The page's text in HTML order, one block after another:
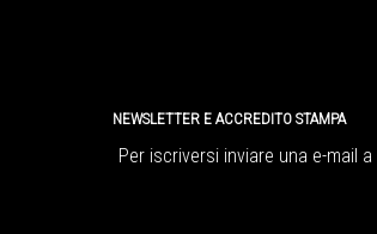
NEWSLETTER E ACCREDITO STAMPA
Per iscriversi inviare una e-mail a